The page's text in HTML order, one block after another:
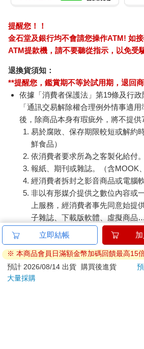
提醒您！！
金石堂及銀行均不會請您操作ATM! 如
ATM提款機，請不要聽從指示，以免受
退換貨須知：
**提醒您，鑑賞期不等於試用期，退回
依據「消費者保護法」第19條及行
「通訊交易解除權合理例外情事適
後，除商品本身有瑕疵外，將不提供
易於腐敗、保存期限較短或解約
鮮食品）
依消費者要求所為之客製化給付
報紙、期刊或雜誌。（含MOOK
經消費者拆封之影音商品或電腦軟
非以有形媒介提供之數位內容或
上服務，經消費者事先同意始提
子雜誌、下載版軟體、虛擬商品…
已拆封之個人衛生用品。（如：
若非上列種類商品，均享有到貨7天
日）。
辦理退換貨時，商品（組合商品恕無